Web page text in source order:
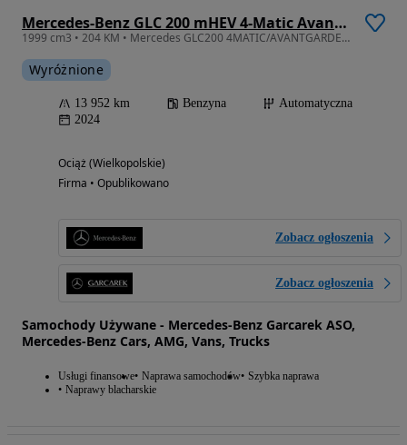
Mercedes-Benz GLC 200 mHEV 4-Matic Avantgarde
1999 cm3 • 204 KM • Mercedes GLC200 4MATIC/AVANTGARDE/polski salon/FV23%
Wyróżnione
13 952 km Benzyna
Automatyczna
2024
Ociąż (Wielkopolskie)
Firma • Opublikowano
Zobacz ogłoszenia
Zobacz ogłoszenia
Samochody Używane - Mercedes-Benz Garcarek ASO,
Mercedes-Benz Cars, AMG, Vans, Trucks
Usługi finansowe Naprawa samochodów Szybka naprawa
Naprawy blacharskie